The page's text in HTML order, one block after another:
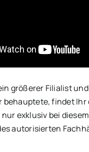
größerer Filialist und
behauptete, findet Ihr
exklusiv bei
autorisierten